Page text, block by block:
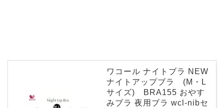
ワコール ナイトブラ NEW
ナイトアップブラ (M・L
サイズ) BRA155 おやす
みブラ 夜用ブラ wcl-nibセ